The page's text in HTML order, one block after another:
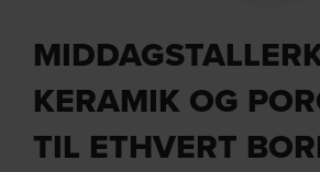
KERAMIK OG
TIL ETHVERT